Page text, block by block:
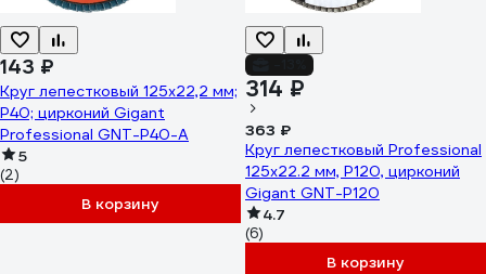
143 ₽
Круг лепестковый 125х22,2 мм;
P40; цирконий Gigant
Professional GNT-P40-А
5
(2)
В корзину
314 ₽
363 ₽
Круг лепестковый Professional
125х22.2 мм, P120, цирконий
Gigant GNT-P120
4.7
(6)
В корзину